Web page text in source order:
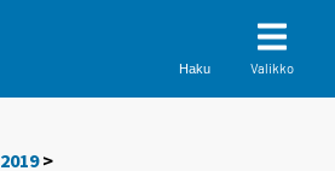
Haku Valikko
2019>